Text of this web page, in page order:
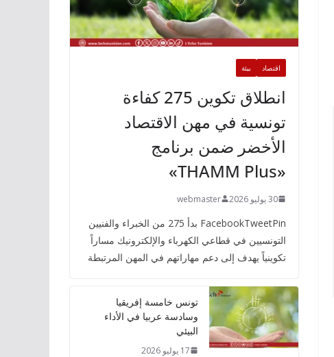
اقتصاد بيئة
انطلاق تكوين 275 كفاءة
تونسية في مهن الاقتصاد
الأخضر ضمن برنامج
«THAMM Plus»
30 يوليو 2026 webmaster
FacebookTweetPin بدأ 275 من الخبراء والفنيين
التونسيين في قطاعي الكهرباء والإلكترونيك مساراً
تكوينياً يهدف إلى دعم مهاراتهم في المهن المرتبطة
تونس خامسة إفريقيا
وسادسة عربيا في الأداء
البيئي
17 يوليو 2026